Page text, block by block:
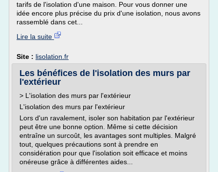
tarifs de l'isolation d'une maison. Pour vous donner une
idée encore plus précise du prix d'une isolation, nous avons
rassemblé dans cet...
Lire la suite
Site : lisolation.fr
Les bénéfices de l'isolation des murs par
l'extérieur
> L'isolation des murs par l'extérieur
L'isolation des murs par l'extérieur
Lors d'un ravalement, isoler son habitation par l'extérieur
peut être une bonne option. Même si cette décision
entraîne un surcoût, les avantages sont multiples. Malgré
tout, quelques précautions sont à prendre en
considération pour que l'isolation soit efficace et moins
onéreuse grâce à différentes aides...